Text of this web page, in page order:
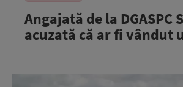
Angajată de la DGASPC
acuzată că ar fi vândut